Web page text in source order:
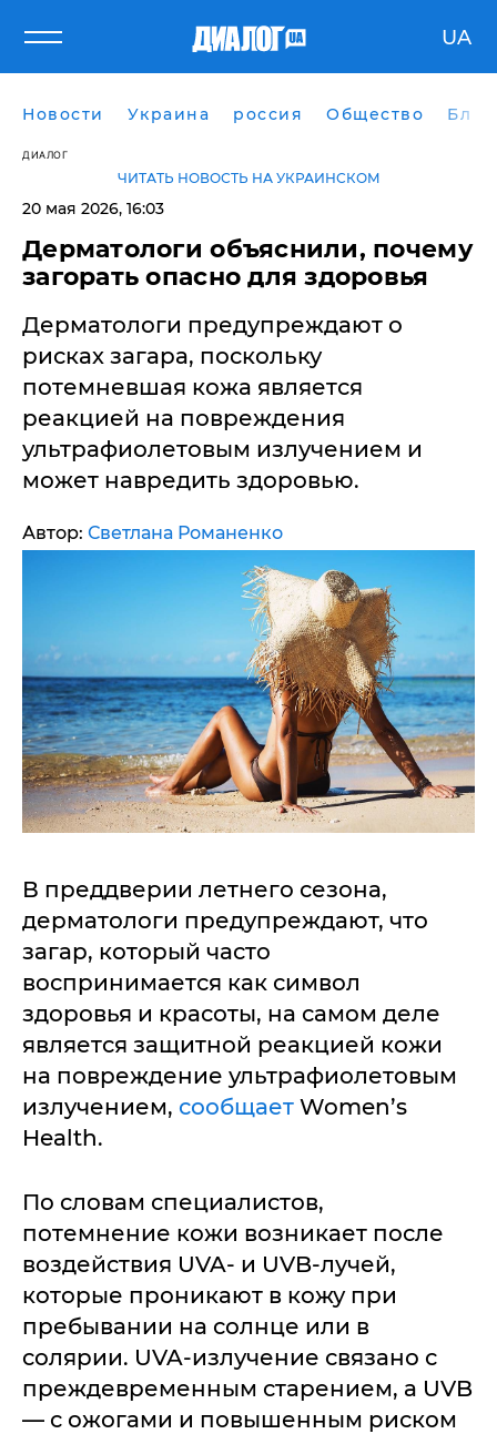
UA
Новости Украина россия Общество
ДИАЛОГ
ЧИТАТЬ НОВОСТЬ НА УКРАИНСКОМ
20 мая 2026, 16:03
Дерматологи объяснили, почему
загорать опасно для здоровья
Дерматологи предупреждают о
рисках загара, поскольку
потемневшая кожа является
реакцией на повреждения
ультрафиолетовым излучением и
может навредить здоровью.
Автор: Светлана Романенко
В преддверии летнего сезона,
дерматологи предупреждают, что
загар, который часто
воспринимается как символ
здоровья и красоты, на самом деле
является защитной реакцией кожи
на повреждение ультрафиолетовым
излучением, сообщает Women’s
Health.
По словам специалистов,
потемнение кожи возникает после
воздействия UVA- и UVB-лучей,
которые проникают в кожу при
пребывании на солнце или в
солярии. UVA-излучение связано с
преждевременным старением, а UVB
— с ожогами и повышенным риском